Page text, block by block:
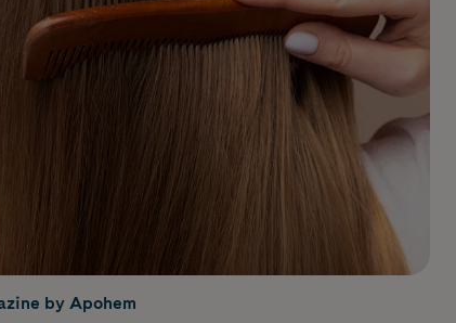
by Apohem